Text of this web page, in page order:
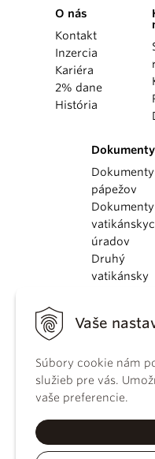
Vaše
Súbory cookie nám
služieb pre vás.
vaše preferencie.
O nás
Kontakt
Inzercia
Kariéra
2% dane
História
Dokumenty
Dokumenty
pápežov
Dokumenty
úradov
Druhý
vatikánsky
KBS
práva
Katechizmus